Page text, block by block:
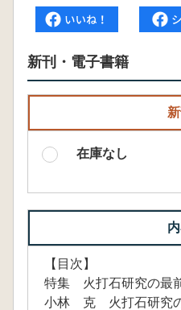
新刊・電子書籍
在庫なし
【目次】
特集 火打石研究の最
小林 克 火打石研究